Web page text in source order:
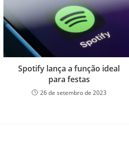
Spotify lança a função ideal
para festas
26 de setembro de 2023